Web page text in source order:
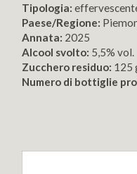
Tipologia:
Paese/Regione:
Annata: 2025
Alcool svolto: 5,5% vol.
Zucchero residuo: 125
Numero di bottiglie